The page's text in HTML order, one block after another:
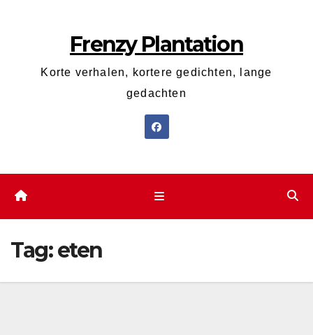
Frenzy Plantation
Korte verhalen, kortere gedichten, lange
gedachten
Tag:eten